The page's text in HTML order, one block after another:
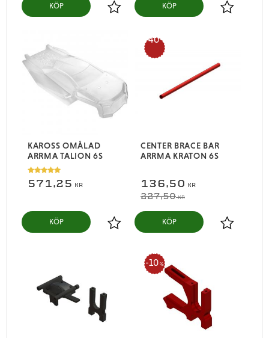
Lägg till i favoriter
KÖP
Lägg till i
KÖP
KAROSS OMÅLAD
ARRMA TALION 6S
571,25 KR
Lägg till i favoriter
KÖP
CENTER BRACE BAR
ARRMA KRATON 6S
136,50 KR
227,50KR
40
%
Lägg till i
KÖP
10 %